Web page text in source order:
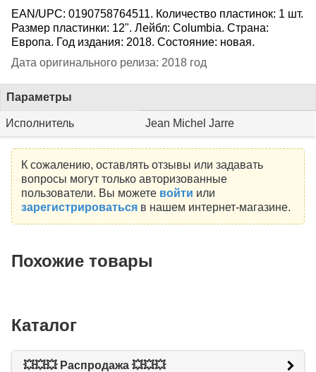
EAN/UPC: 0190758764511. Количество пластинок: 1 шт.
Размер пластинки: 12". Лейбл: Columbia. Страна:
Европа. Год издания: 2018. Состояние: новая.
Дата оригинального релиза: 2018 год
Параметры
Исполнитель Jean Michel Jarre
К сожалению, оставлять отзывы или задавать
вопросы могут только авторизованные
пользователи. Вы можете войти или
зарегистрироватьсяв нашем интернет-магазине.
Похожие товары
Каталог
💥💥💥 Распродажа 💥💥💥